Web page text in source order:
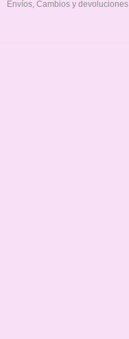
Envíos, Cambios y devoluciones